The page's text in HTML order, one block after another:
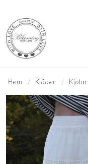
Hem Kläder Kjolar